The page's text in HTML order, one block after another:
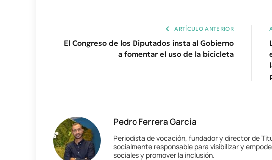
ARTÍCULO ANTERIOR
El Congreso de los Diputados insta al Gobierno
a fomentar el uso de la bicicleta
Pedro Ferrera García
Periodista de vocación, fundador y director de
socialmente responsable para visibilizar y
sociales y promover la inclusión.